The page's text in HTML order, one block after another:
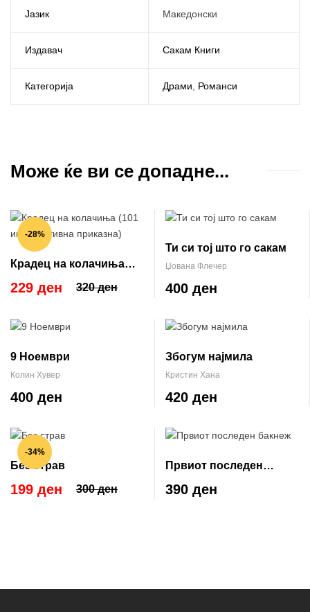
Јазик Македонски
Издавач Сакам Книги
Категорија Драми Романси
Може ќе ви се допадне...
-28%
Крадец на колачиња
(101 инспиративна
приказна)
320 ден
229 ден
Ти си тој што го сакам
Џована Флечер
400 ден
9 Ноември
Колин Хувер
400 ден
Збогум најмила
Кристин Хана
420 ден
-34%
Без страв
300 ден
199 ден
Првиот последен
бакнеж
390 ден